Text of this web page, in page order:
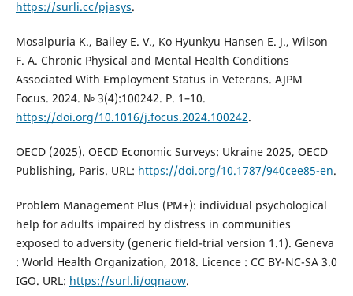
https://surli.cc/pjasys.
Mosalpuria K., Bailey E. V., Ko Hyunkyu Hansen E. J., Wilson
F. A. Chronic Physical and Mental Health Conditions
Associated With Employment Status in Veterans. AJPM
Focus. 2024. № 3(4):100242. Р. 1–10.
https://doi.org/10.1016/j.focus.2024.100242.
OECD (2025). OECD Economic Surveys: Ukraine 2025, OECD
Publishing, Paris. URL: https://doi.org/10.1787/940cee85-en.
Problem Management Plus (PM+): individual psychological
help for adults impaired by distress in communities
exposed to adversity (generic field-trial version 1.1). Geneva
: World Health Organization, 2018. Licence : CC BY-NC-SA 3.0
IGO. URL: https://surl.li/oqnaow.